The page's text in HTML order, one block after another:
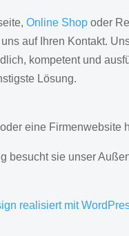
Online Shopoder
auf Ihren Kontakt.
kompetent und
Lösung.
eine Firmenwebsite
besucht sie unser
realisiert mit